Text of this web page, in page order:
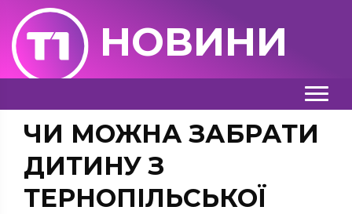
НОВИНИ
ЧИ МОЖНА ЗАБРАТИ
ДИТИНУ З
ТЕРНОПІЛЬСЬКОЇ